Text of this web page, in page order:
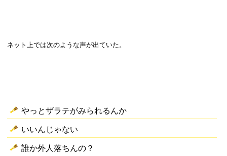
ネット上では次のような声が出ていた。
やっとザラテがみられるんか
いいんじゃない
誰か外人落ちんの？